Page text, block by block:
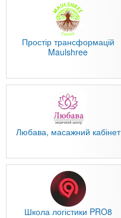
Простір трансформацій
Maulshree
Любава, масажний кабінет
Школа логістики PRO8